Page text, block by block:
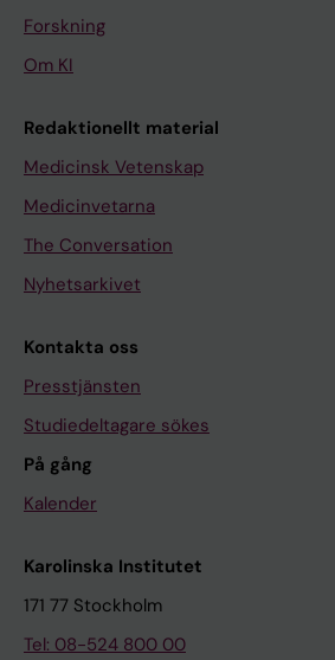
Forskning
Om KI
Redaktionellt material
Medicinsk Vetenskap
Medicinvetarna
The Conversation
Nyhetsarkivet
Kontakta oss
Presstjänsten
Studiedeltagare sökes
På gång
Kalender
Karolinska Institutet
171 77 Stockholm
Tel: 08-524 800 00